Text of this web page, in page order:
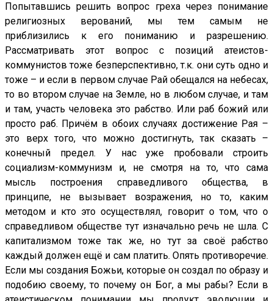
Попытавшись решить вопрос греха через понимание
религиозных верований, мы тем самым не
приблизились к его пониманию и разрешению.
Рассматривать этот вопрос с позиций атеистов-
коммунистов тоже безперспективно, т.к. они суть одно и
тоже – и если в первом случае Рай обещался на небесах,
то во втором случае на Земле, но в любом случае, и там
и там, участь человека это рабство. Или раб божий или
просто раб. Причём в обоих случаях достижение Рая –
это верх того, что можно достигнуть, так сказать –
конечный предел. У нас уже пробовали строить
социализм-коммунизм и, не смотря на то, что сама
мысль построения справедливого общества, в
принципе, не вызывает возражения, но то, каким
методом и кто это осуществлял, говорит о том, что о
справедливом обществе тут изначально речь не шла. С
капитализмом тоже так же, но тут за своё рабство
каждый должен ещё и сам платить. Опять противоречие.
Если мы создания Божьи, которые он создал по образу и
подобию своему, то почему он Бог, а мы рабы? Если в